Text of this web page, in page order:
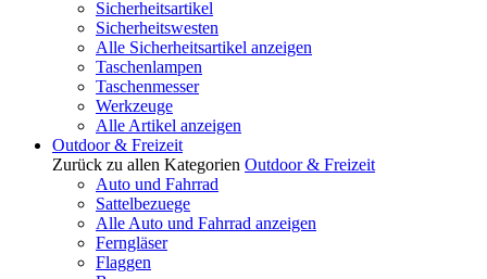
Sicherheitsartikel
Sicherheitswesten
Alle Sicherheitsartikel anzeigen
Taschenlampen
Taschenmesser
Werkzeuge
Alle Artikel anzeigen
Outdoor & Freizeit
Zurück zu allen Kategorien Outdoor & Freizeit
Auto und Fahrrad
Sattelbezuege
Alle Auto und Fahrrad anzeigen
Ferngläser
Flaggen